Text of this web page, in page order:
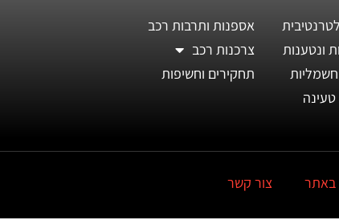
ונטענות
חשמליות
אספנות ותרבות רכב
צרכנות רכב
תחקירים וחשיפות
באתר צור קשר